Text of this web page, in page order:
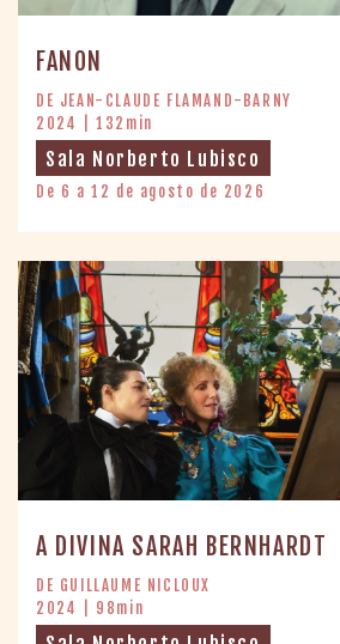
FANON
DE JEAN-CLAUDE FLAMAND-BARNY
2024 | 132min
Sala Norberto Lubisco
De 6 a 12 de agosto de 2026
A DIVINA SARAH BERNHARDT
DE GUILLAUME NICLOUX
2024 | 98min